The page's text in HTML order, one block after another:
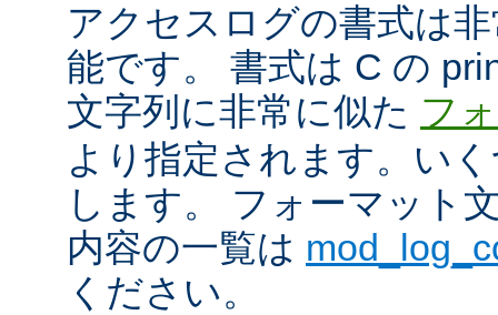
アクセスログの書式は
能です。 書式は C の
文字列に非常に似た フ
より指定されます。い
します。 フォーマット
内容の一覧は
ください。